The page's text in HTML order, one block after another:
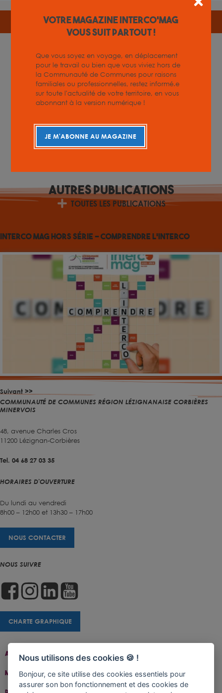
FEUILLETER
AutresPublications
TOUTES LES PUBLICATIONS
Interco Mag Hors Série – Comprendre l’interco
Suivant >>
Accueil Contact Plan Du Site Accessibilité
Mentions Légales Gestion De Cookies
COMMUNAUTÉ DE COMMUNES RÉGION LÉZIGNANAISE CORBIÈRES
MINERVOIS
48, avenue Charles Cros
11200 Lézignan-Corbières
Tel. 04 68 27 03 35
HORAIRES D'OUVERTURE
Du lundi au vendredi
8h00 – 12h00 et 13h30 – 17h00
NOUS CONTACTER
NOUS SUIVRE
CHARTE GRAPHIQUE
Votre magazine INTERCO'MAG
vous suit partout !
Que vous soyez en voyage, en déplacement
pour le travail ou bien que vous viviez hors de
la Communauté de Communes pour raisons
familiales ou professionnelles, restez informé.e
sur toute l'actualité de votre territoire, en vous
abonnant à la version numérique !
JE M'ABONNE AU MAGAZINE
Nous utilisons des cookies 🍪 !
Bonjour, ce site utilise des cookies essentiels pour
assurer son bon fonctionnement et des cookies de